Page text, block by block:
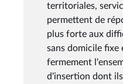
territoriales,
permettent de
plus forte aux
sans domicile fixe
fermement
d'insertion dont